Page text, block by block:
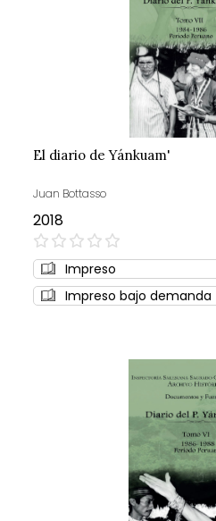
El diario de Yánkuam'
Juan Bottasso
2018
0%
Impreso
Impreso bajo demanda